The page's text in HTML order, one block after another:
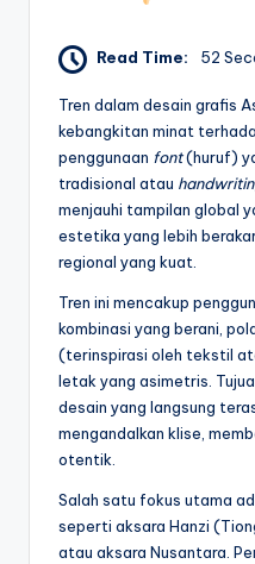
Read Time: 52
Tren dalam desain grafis
kebangkitan minat
penggunaan font(huruf)
tradisional atau
menjauhi tampilan global
estetika yang lebih
regional yang kuat.
Tren ini mencakup
kombinasi yang berani,
(terinspirasi oleh tekstil
letak yang asimetris.
desain yang langsung
mengandalkan klise,
otentik.
Salah satu fokus utama
seperti aksara Hanzi
atau aksara Nusantara.